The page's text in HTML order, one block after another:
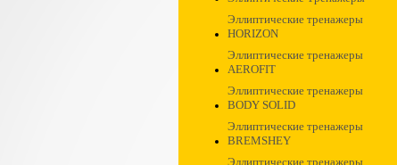
Эллиптические тренажеры
HORIZON
Эллиптические тренажеры
AEROFIT
Эллиптические тренажеры
BODY SOLID
Эллиптические тренажеры
BREMSHEY
Эллиптические тренажеры